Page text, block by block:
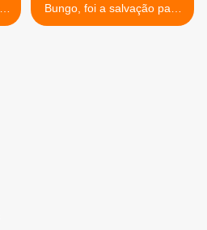
Bungo, foi a salvação para
o Norte de Angola >